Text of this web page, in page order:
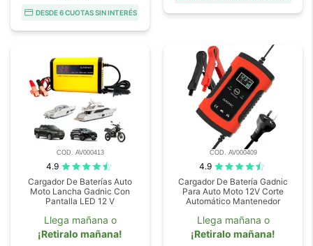
DESDE 6 CUOTAS SIN INTERÉS
COD. AV000413
4.9
Cargador De Baterías Auto
Moto Lancha Gadnic Con
Pantalla LED 12 V
Llega mañana o
¡Retiralo mañana!
COD. AV000409
4.9
Cargador De Batería Gadnic
Para Auto Moto 12V Corte
Automático Mantenedor
Llega mañana o
¡Retiralo mañana!